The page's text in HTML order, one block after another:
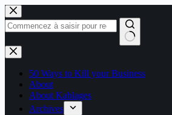
Passer
au
contenu
Aucun
résultat
50 Ways to Kill your Business
About
About Kablages
Archives